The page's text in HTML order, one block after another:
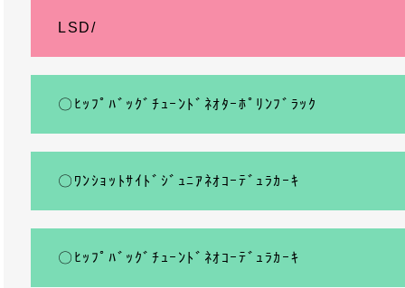
LSD/
〇ﾋｯﾌﾟﾊﾞｯｸﾞﾁｭｰﾝﾄﾞﾈｵﾀｰﾎﾟﾘﾝﾌﾞﾗｯｸ
〇ﾜﾝｼｮｯﾄｻｲﾄﾞｼﾞｭﾆｱﾈｵｺｰﾃﾞｭﾗｶｰｷ
〇ﾋｯﾌﾟﾊﾞｯｸﾞﾁｭｰﾝﾄﾞﾈｵｺｰﾃﾞｭﾗｶｰｷ